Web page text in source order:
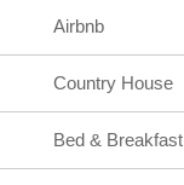
Airbnb
Country House
Bed & Breakfast